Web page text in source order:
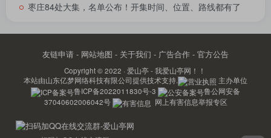
枣庄84处大集，名单公布！开集时间、位置、路线都有了
友链申请 - 网站地图 - 关于我们 - 广告合作 - 官方公告
Copyright © 2022 · 爱山亭 - 我爱山亭网！！
本站由山东亿梦网络科技有限公司提供技术支持.
主办单位
鲁ICP备2022011830号-3
鲁公网安备
37040602006042号
网上有害信息举报专区